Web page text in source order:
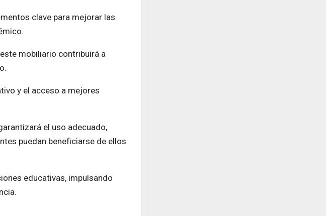
clave para mejorar las
mobiliario contribuirá a
y el acceso a mejores
el uso adecuado,
puedan beneficiarse de ellos
educativas, impulsando